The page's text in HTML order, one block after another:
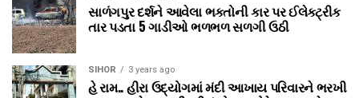
સાળંગપુર દર્શને આવેલા ભક્તોની કાર પર ઈલેક્ટ્રીક
તાર પડતા 5 ગાડીઓ ભળભળ સળગી ઉઠી
SIHOR 3 years ago
હે રામ.. હીરા ઉદ્યોગમાં મંદી આખાય પરિવારને ભરખી